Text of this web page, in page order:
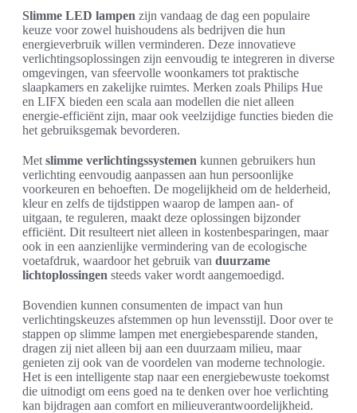
Slimme LED lampen zijn vandaag de dag een populaire
keuze voor zowel huishoudens als bedrijven die hun
energieverbruik willen verminderen. Deze innovatieve
verlichtingsoplossingen zijn eenvoudig te integreren in diverse
omgevingen, van sfeervolle woonkamers tot praktische
slaapkamers en zakelijke ruimtes. Merken zoals Philips Hue
en LIFX bieden een scala aan modellen die niet alleen
energie-efficiënt zijn, maar ook veelzijdige functies bieden die
het gebruiksgemak bevorderen.
Met slimme verlichtingssystemen kunnen gebruikers hun
verlichting eenvoudig aanpassen aan hun persoonlijke
voorkeuren en behoeften. De mogelijkheid om de helderheid,
kleur en zelfs de tijdstippen waarop de lampen aan- of
uitgaan, te reguleren, maakt deze oplossingen bijzonder
efficiënt. Dit resulteert niet alleen in kostenbesparingen, maar
ook in een aanzienlijke vermindering van de ecologische
voetafdruk, waardoor het gebruik van duurzame
lichtoplossingen steeds vaker wordt aangemoedigd.
Bovendien kunnen consumenten de impact van hun
verlichtingskeuzes afstemmen op hun levensstijl. Door over te
stappen op slimme lampen met energiebesparende standen,
dragen zij niet alleen bij aan een duurzaam milieu, maar
genieten zij ook van de voordelen van moderne technologie.
Het is een intelligente stap naar een energiebewuste toekomst
die uitnodigt om eens goed na te denken over hoe verlichting
kan bijdragen aan comfort en milieuverantwoordelijkheid.